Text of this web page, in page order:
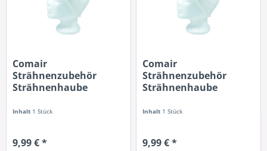
Comair
Strähnenzubehör
Strähnenhaube
Inhalt 1 Stück
9,99 € *
Comair
Strähnenzubehör
Strähnenhaube
Inhalt 1 Stück
9,99 € *